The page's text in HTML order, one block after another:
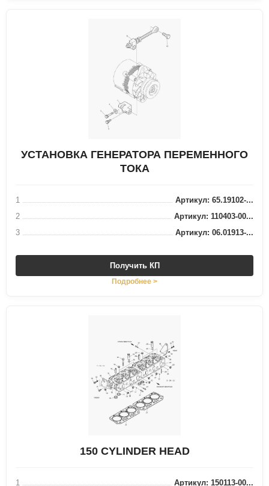
УСТАНОВКА ГЕНЕРАТОРА ПЕРЕМЕННОГО
ТОКА
1
Артикул: 65.19102-...
2
Артикул: 110403-00...
3
Артикул: 06.01913-...
Получить КП
Подробнее >
150 CYLINDER HEAD
1 Артикул: 150113-00...